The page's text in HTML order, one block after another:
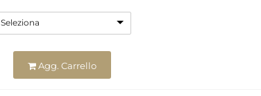
Seleziona
Agg. Carrello